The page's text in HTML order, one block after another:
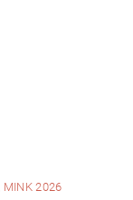
MINK 2026